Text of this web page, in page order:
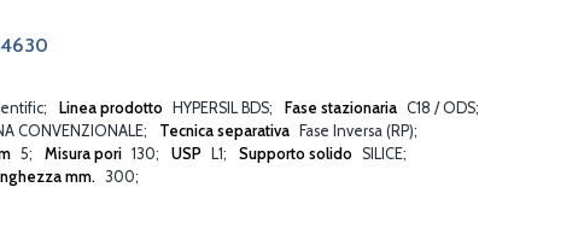
Linea prodotto HYPERSIL BDS Fase stazionaria C18 / ODS
CONVENZIONALE Tecnica separativa
Fase Inversa (RP)
5 Misura pori 130 USP L1 Supporto solido SILICE
mm.
300